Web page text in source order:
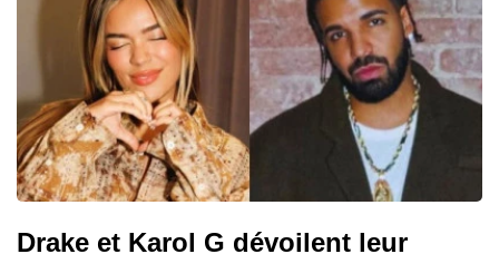
Drake et Karol G dévoilent leur